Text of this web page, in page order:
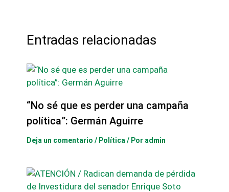
Entradas relacionadas
“No sé que es perder una campaña
política”: Germán Aguirre
Deja un comentario / Política / Por admin